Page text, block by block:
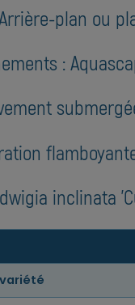
plan ou
:
inclinata